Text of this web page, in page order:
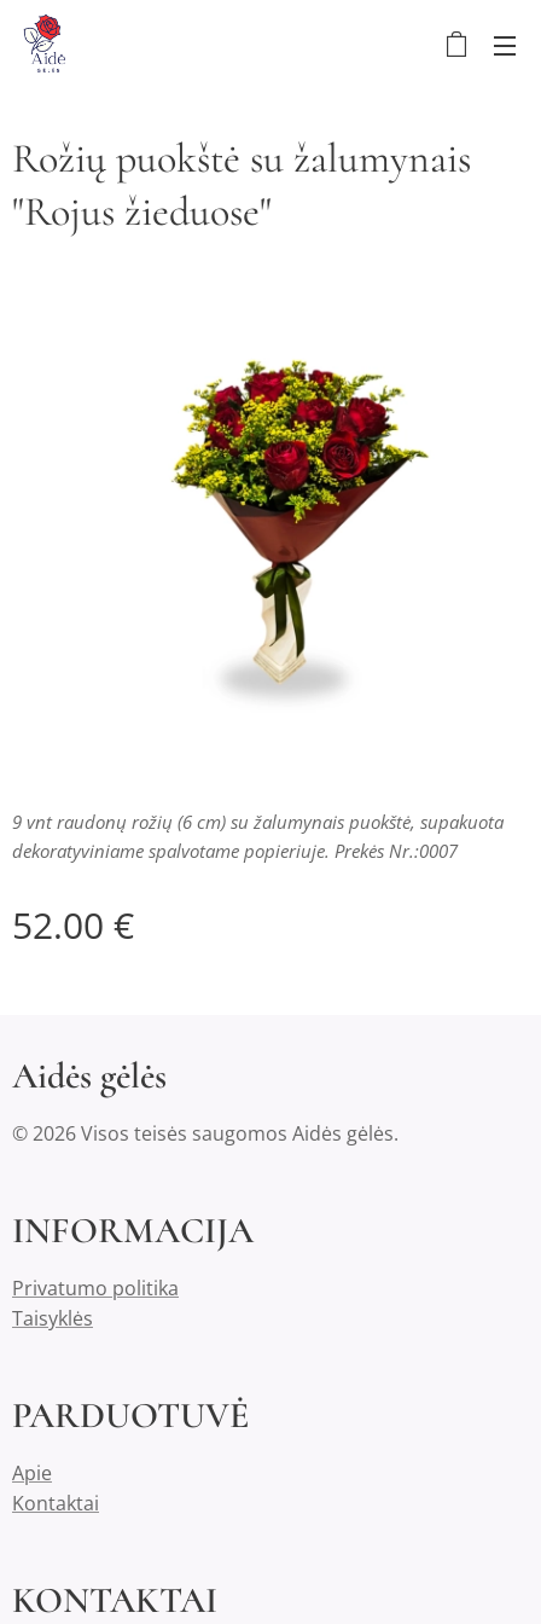
Rožių puokštė su žalumynais
"Rojus žieduose"
9 vnt raudonų rožių (6 cm) su žalumynais puokštė, supakuota
dekoratyviniame spalvotame popieriuje. Prekės Nr.:0007
52.00 €
Aidės gėlės
© 2026 Visos teisės saugomos Aidės gėlės.
INFORMACIJA
Privatumo politika
Taisyklės
PARDUOTUVĖ
Apie
Kontaktai
KONTAKTAI